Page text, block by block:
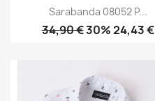
Sarabanda 08052 P...
34,90 €30% 24,43 €